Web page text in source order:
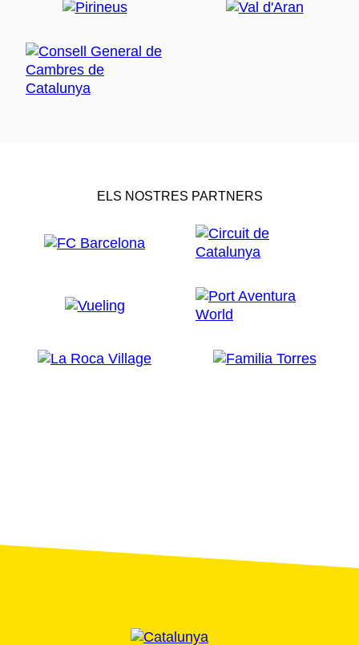
ELS NOSTRES PARTNERS